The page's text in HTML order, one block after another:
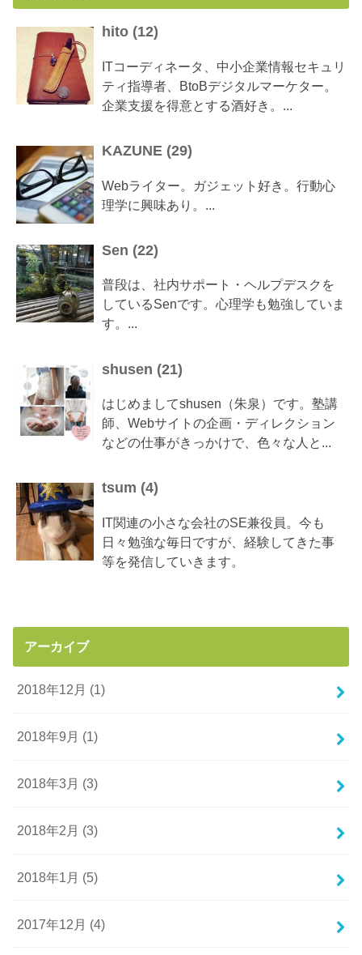
hito (12)
ITコーディネータ、中小企業情報セキュリ
ティ指導者、BtoBデジタルマーケター。
企業支援を得意とする酒好き。...
KAZUNE (29)
Webライター。ガジェット好き。行動心
理学に興味あり。...
Sen (22)
普段は、社内サポート・ヘルプデスクを
しているSenです。心理学も勉強していま
す。...
shusen (21)
はじめましてshusen（朱泉）です。塾講
師、Webサイトの企画・ディレクション
などの仕事がきっかけで、色々な人と...
tsum (4)
IT関連の小さな会社のSE兼役員。今も
日々勉強な毎日ですが、経験してきた事
等を発信していきます。
アーカイブ
2018年12月 (1)
2018年9月 (1)
2018年3月 (3)
2018年2月 (3)
2018年1月 (5)
2017年12月 (4)